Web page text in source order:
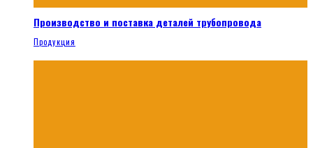
Производство и поставка деталей трубопровода
Продукция